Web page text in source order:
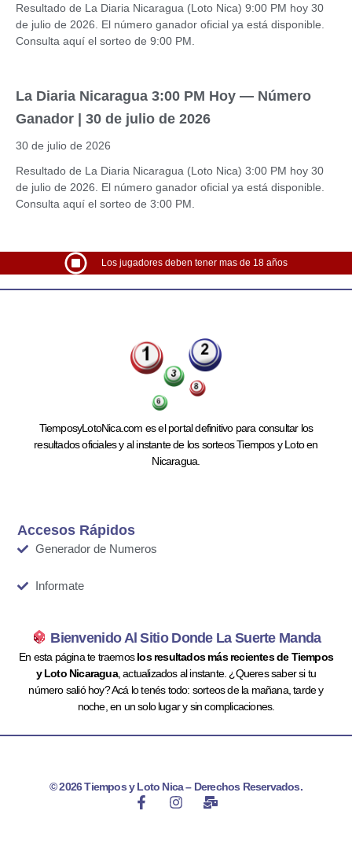
Resultado de La Diaria Nicaragua (Loto Nica) 9:00 PM hoy 30
de julio de 2026. El número ganador oficial ya está disponible.
Consulta aquí el sorteo de 9:00 PM.
La Diaria Nicaragua 3:00 PM Hoy — Número
Ganador | 30 de julio de 2026
30 de julio de 2026
Resultado de La Diaria Nicaragua (Loto Nica) 3:00 PM hoy 30
de julio de 2026. El número ganador oficial ya está disponible.
Consulta aquí el sorteo de 3:00 PM.
Los jugadores deben tener mas de 18 años
TiemposyLotoNica.com es el portal definitivo para consultar los
resultados oficiales y al instante de los sorteos Tiempos y Loto en
Nicaragua.
Accesos Rápidos
Generador de Numeros
Informate
Bienvenido Al Sitio Donde La Suerte Manda
En esta página te traemoslos resultados más recientes de Tiempos
y Loto Nicaragua, actualizados al instante. ¿Queres saber si tu
número salió hoy? Acá lo tenés todo: sorteos de la mañana, tarde y
noche, en un solo lugar y sin complicaciones.
© 2026 Tiempos y Loto Nica – Derechos Reservados.
F
a
I
M